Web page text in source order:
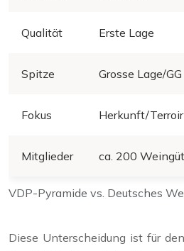
VDP-Pyramide vs. Deutsches
Qualität Erste Lage
Spitze Grosse Lage/GG
Fokus Herkunft/Terroir
Mitglieder ca. 200
Diese Unterscheidung ist für